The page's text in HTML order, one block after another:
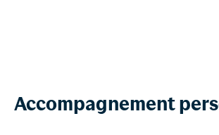
Accompagnement